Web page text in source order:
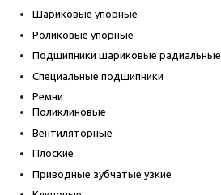
Шариковые упорные
Роликовые упорные
Подшипники шариковые радиальные
Специальные подшипники
Ремни
Поликлиновые
Вентиляторные
Плоские
Приводные зубчатые узкие